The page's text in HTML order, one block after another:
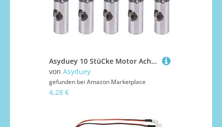
Asyduey 10 StüCke Motor Achse 3,17 Mm auf 5 Mm Welle Adapter HüLse für RC Modell Auto Boots Flugzeug 3650 550 540 Motor
von Asyduey
gefunden bei Amazon Marketplace
4,28 €